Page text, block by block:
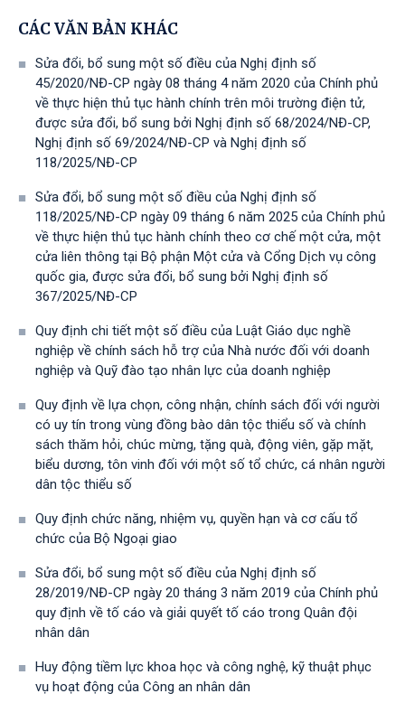
CÁC VĂN BẢN KHÁC
Sửa đổi, bổ sung một số điều của Nghị định số
45/2020/NĐ-CP ngày 08 tháng 4 năm 2020 của Chính phủ
về thực hiện thủ tục hành chính trên môi trường điện tử,
được sửa đổi, bổ sung bởi Nghị định số 68/2024/NĐ-CP,
Nghị định số 69/2024/NĐ-CP và Nghị định số
118/2025/NĐ-СР
Sửa đổi, bổ sung một số điều của Nghị định số
118/2025/NĐ-CP ngày 09 tháng 6 năm 2025 của Chính phủ
về thực hiện thủ tục hành chính theo cơ chế một cửa, một
cửa liên thông tại Bộ phận Một cửa và Cổng Dịch vụ công
quốc gia, được sửa đổi, bổ sung bởi Nghị định số
367/2025/NĐ-СР
Quy định chi tiết một số điều của Luật Giáo dục nghề
nghiệp về chính sách hỗ trợ của Nhà nước đối với doanh
nghiệp và Quỹ đào tạo nhân lực của doanh nghiệp
Quy định về lựa chọn, công nhận, chính sách đối với người
có uy tín trong vùng đồng bào dân tộc thiểu số và chính
sách thăm hỏi, chúc mừng, tặng quà, động viên, gặp mặt,
biểu dương, tôn vinh đối với một số tổ chức, cá nhân người
dân tộc thiểu số
Quy định chức năng, nhiệm vụ, quyền hạn và cơ cấu tổ
chức của Bộ Ngoại giao
Sửa đổi, bổ sung một số điều của Nghị định số
28/2019/NĐ-CР ngày 20 tháng 3 năm 2019 của Chính phủ
quy định về tố cáo và giải quyết tố cáo trong Quân đội
nhân dân
Huy động tiềm lực khoa học và công nghệ, kỹ thuật phục
vụ hoạt động của Công an nhân dân